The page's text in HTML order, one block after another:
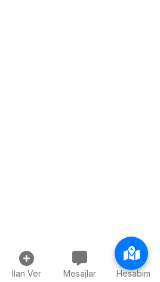
İlan Ver Mesajlar Hesabım